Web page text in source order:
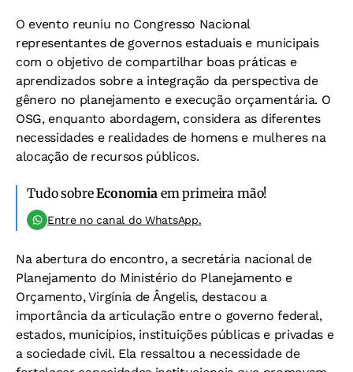
O evento reuniu no Congresso Nacional
representantes de governos estaduais e municipais
com o objetivo de compartilhar boas práticas e
aprendizados sobre a integração da perspectiva de
gênero no planejamento e execução orçamentária. O
OSG, enquanto abordagem, considera as diferentes
necessidades e realidades de homens e mulheres na
alocação de recursos públicos.
Tudo sobreEconomiaem primeira mão!
Entre no canal do WhatsApp.
Na abertura do encontro, a secretária nacional de
Planejamento do Ministério do Planejamento e
Orçamento, Virgínia de Ângelis, destacou a
importância da articulação entre o governo federal,
estados, municípios, instituições públicas e privadas e
a sociedade civil. Ela ressaltou a necessidade de